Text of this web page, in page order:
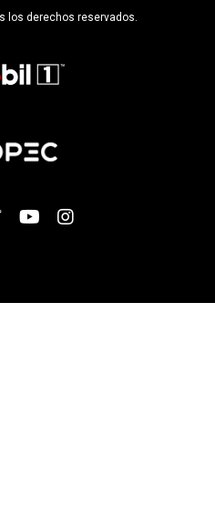
los derechos reservados.